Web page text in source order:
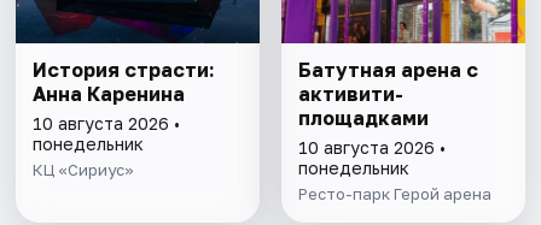
История страсти:
Анна Каренина
10 августа 2026 •
понедельник
КЦ «Сириус»
Батутная арена с
активити-
площадками
10 августа 2026 •
понедельник
Ресто-парк Герой арена